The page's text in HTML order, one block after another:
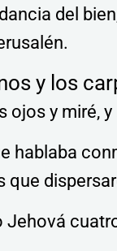
del
y los
ojos y miré,
hablaba
Jehová